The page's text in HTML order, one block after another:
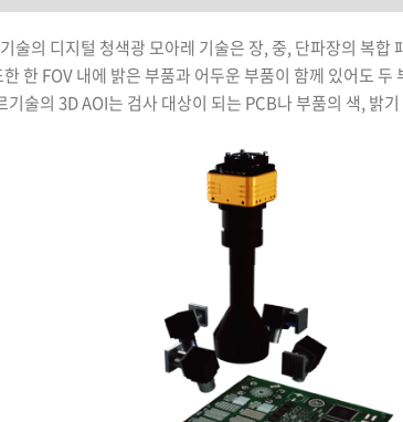
술의 디지털 청색광 모아레 기술은 장, 중, 단파장의 복
한 FOV 내에 밝은 부품과 어두운 부품이 함께 있어도
기술의 3D AOI는 검사 대상이 되는 PCB나 부품의 색, 밝